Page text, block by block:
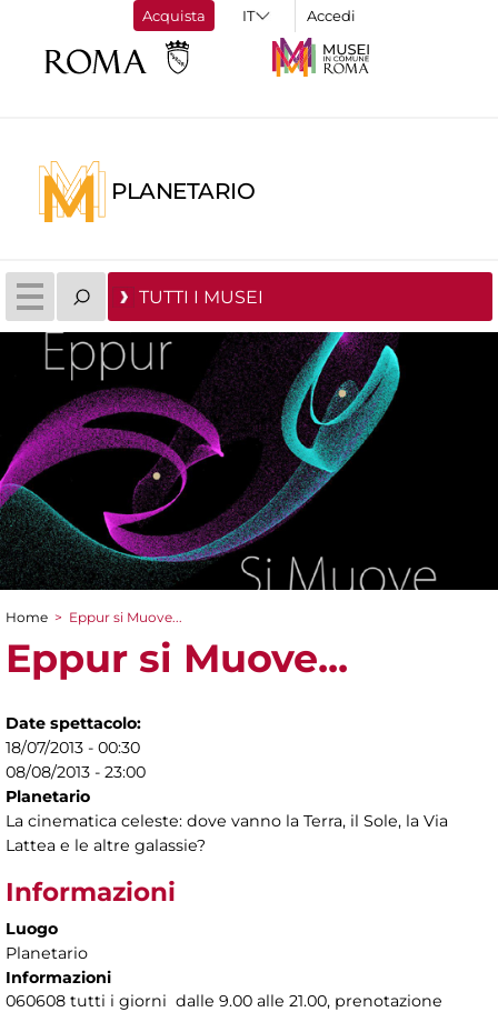
Acquista Accedi
PLANETARIO
TUTTI I MUSEI
Tu sei qui
Home > Eppur si Muove...
Eppur si Muove...
Date spettacolo:
18/07/2013 - 00:30
08/08/2013 - 23:00
Planetario
La cinematica celeste: dove vanno la Terra, il Sole, la Via
Lattea e le altre galassie?
Informazioni
Luogo
Planetario
Informazioni
060608 tutti i giorni dalle 9.00 alle 21.00, prenotazione